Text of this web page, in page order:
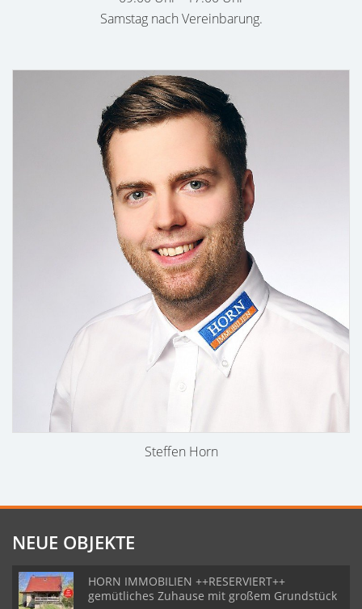
Samstag nach Vereinbarung.
Steffen Horn
NEUE OBJEKTE
HORN IMMOBILIEN ++RESERVIERT++
gemütliches Zuhause mit großem Grundstück